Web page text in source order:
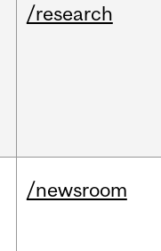
/research
/newsroom